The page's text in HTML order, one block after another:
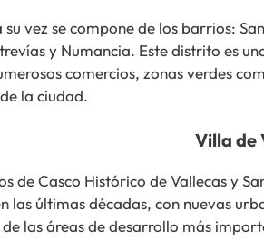
vez se compone de los barrios:
y Numancia. Este distrito es
comercios, zonas verdes
la ciudad.
Villa de
de Casco Histórico de Vallecas y
las últimas décadas, con nuevas
de las áreas de desarrollo más